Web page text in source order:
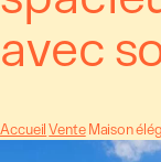
avec
AccueilVenteMaison